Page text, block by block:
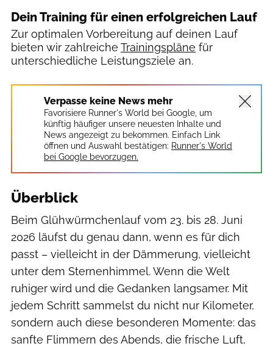
Dein Training für einen erfolgreichen Lauf
Zur optimalen Vorbereitung auf deinen Lauf
bieten wir zahlreiche Trainingspläne für
unterschiedliche Leistungsziele an.
Verpasse keine News mehr
Favorisiere Runner's World bei Google, um
künftig häufiger unsere neuesten Inhalte und
News angezeigt zu bekommen. Einfach Link
öffnen und Auswahl bestätigen: Runner's World
bei Google bevorzugen.
Überblick
Beim Glühwürmchenlauf vom 23. bis 28. Juni
2026 läufst du genau dann, wenn es für dich
passt – vielleicht in der Dämmerung, vielleicht
unter dem Sternenhimmel. Wenn die Welt
ruhiger wird und die Gedanken langsamer. Mit
jedem Schritt sammelst du nicht nur Kilometer,
sondern auch diese besonderen Momente: das
sanfte Flimmern des Abends, die frische Luft,